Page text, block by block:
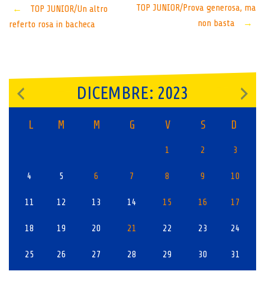
Post
←
TOP JUNIOR/Un altro
referto rosa in bacheca
TOP JUNIOR/Prova generosa, ma
non basta
→
DICEMBRE: 2023
L M M G V S D
1 2 3
4 5 6 7 8 9 10
11 12 13 14 15 16 17
18 19 20 21 22 23 24
25 26 27 28 29 30 31